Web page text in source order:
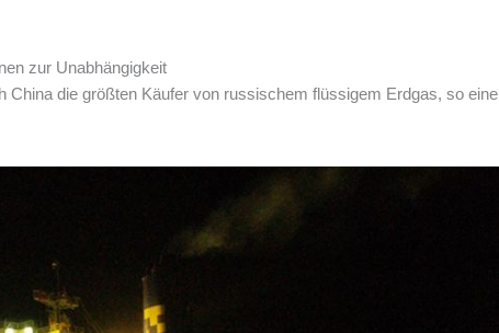
zur Unabhängigkeit
die größten Käufer von russischem flüssigem Erdgas, so eine